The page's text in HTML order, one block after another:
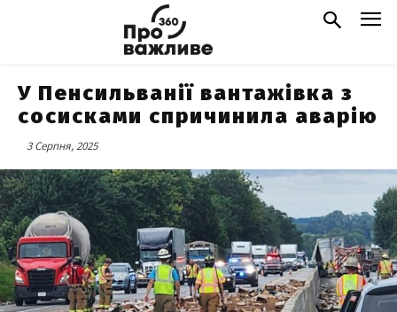
У Пенсильванії вантажівка з
сосисками спричинила аварію
3 Серпня, 2025